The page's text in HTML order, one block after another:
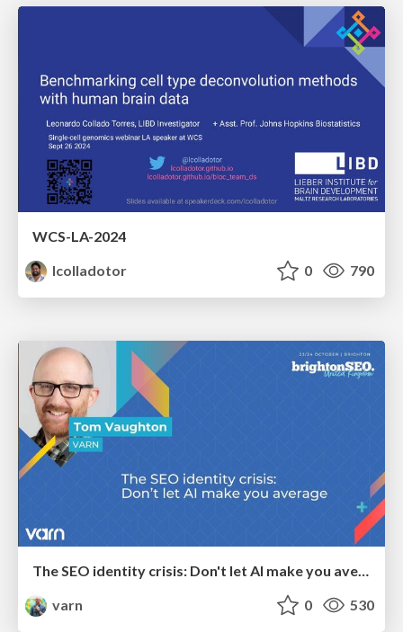
WCS-LA-2024
lcolladotor
0 790
The SEO identity crisis: Don't let AI make you average
varn
0 530